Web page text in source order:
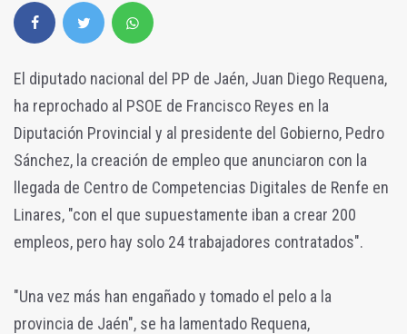
El diputado nacional del PP de Jaén, Juan Diego Requena,
ha reprochado al PSOE de Francisco Reyes en la
Diputación Provincial y al presidente del Gobierno, Pedro
Sánchez, la creación de empleo que anunciaron con la
llegada de Centro de Competencias Digitales de Renfe en
Linares, "con el que supuestamente iban a crear 200
empleos, pero hay solo 24 trabajadores contratados".
"Una vez más han engañado y tomado el pelo a la
provincia de Jaén", se ha lamentado Requena,